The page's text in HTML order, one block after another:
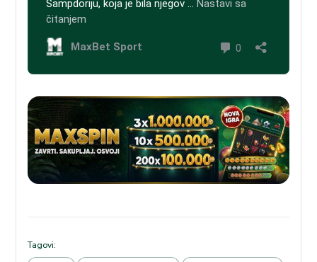
Tagovi: